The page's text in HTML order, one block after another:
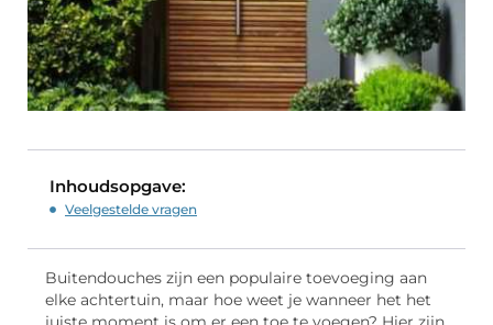
Inhoudsopgave:
Veelgestelde vragen
Buitendouches zijn een populaire toevoeging aan
elke achtertuin, maar hoe weet je wanneer het het